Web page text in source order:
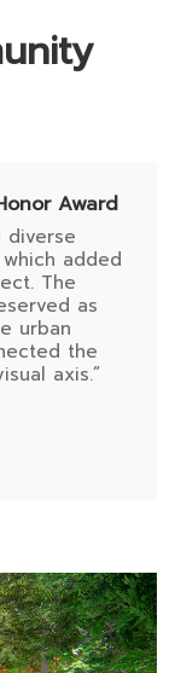
Award
diverse
added
The
as
urban
the
axis.”